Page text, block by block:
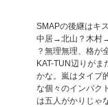
SMAPの後継はキ
中居→北山？木村
？無理無理、格が
KAT-TUN辺りが
かな。嵐はタイプ
な個々のインパク
は五人がかりじゃ